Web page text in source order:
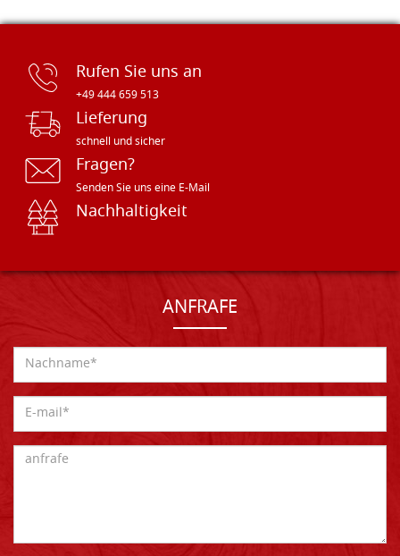
Rufen Sie uns an
+49 444 659 513
Lieferung
schnell und sicher
Fragen?
Senden Sie uns eine E-Mail
Nachhaltigkeit
ANFRAFE